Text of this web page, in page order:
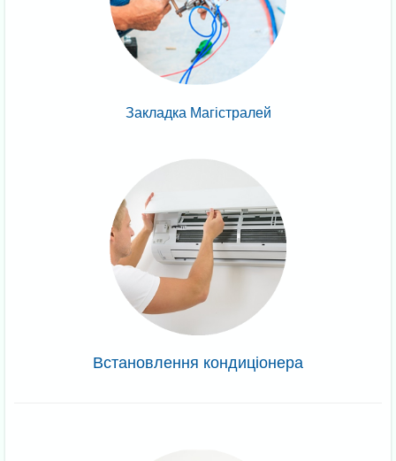
Закладка Магістралей
Встановлення кондиціонера